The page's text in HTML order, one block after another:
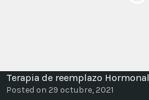
Terapia de reemplazo
Posted on 29 octubre, 2021